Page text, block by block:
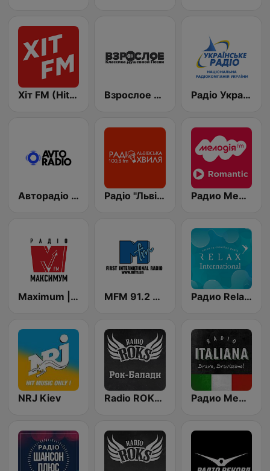
Хіт FM (Hit FM) - Ukr Взрослое Радио.Шансон Радіо Україна - Всесвітня служба (RUI - Radio Ukraine International)
Авторадіо (Avto Radio) Радіо "Львівська Хвиля" Lviv.fm 100.8 Радио Мелодия (Radio Melodia Romantic)
Maximum | МАКСИМУМ MFM 91.2 FM Радио Relax International
NRJ Kiev Radio ROKS Rock Ballads Радио Мелодия (Radio Melodia Italiano)